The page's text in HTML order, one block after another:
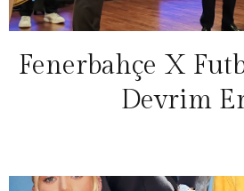
Fenerbahçe X
Devrim